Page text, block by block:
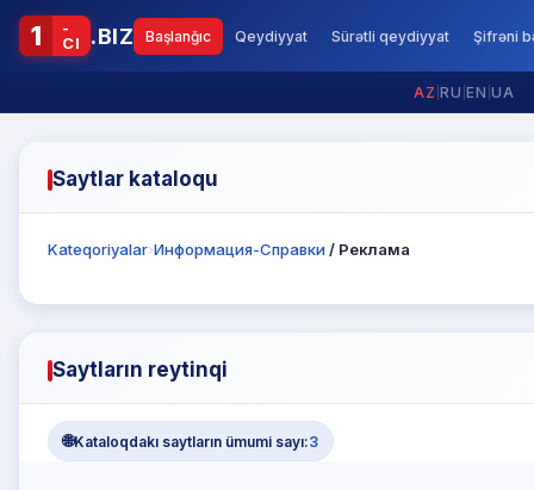
1
-
CI
.BIZ Başlanğıc Qeydiyyat Sürətli qeydiyyat Şifrəni
AZ RU EN UA
Saytlar kataloqu
Kateqoriyalar›Информация-Справки / Реклама
Saytların reytinqi
🌐Kataloqdakı saytların ümumi sayı:3